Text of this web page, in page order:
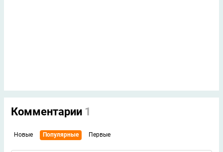
Комментарии 1
Новые Популярные Первые